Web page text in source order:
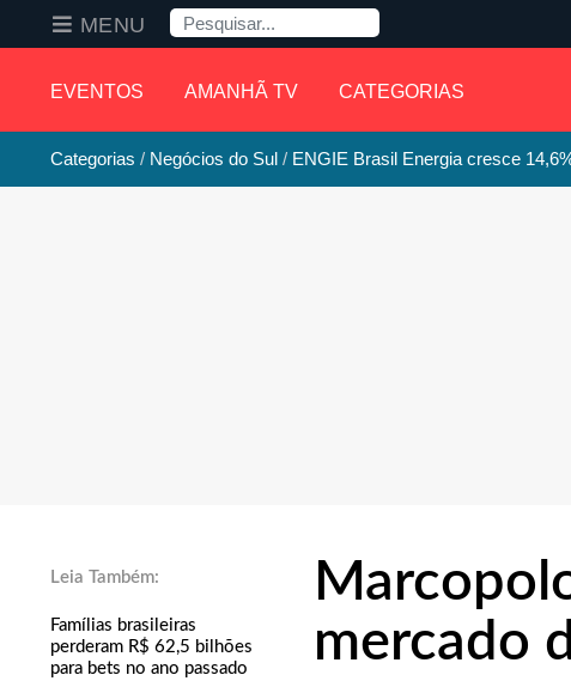
EVENTOS AMANHÃ TV CATEGORIAS
MENU Pesquisa
Categorias Negócios do Sul ENGIE Brasil Energia cresce
Famílias brasileiras
perderam R$ 62,5 bilhões
para bets no ano passado
mercado